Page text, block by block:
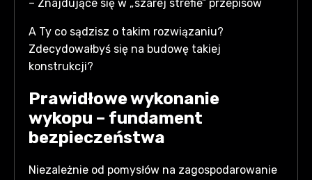
– Znajdujące się w „szarej strefie” przepisów
A Ty co sądzisz o takim rozwiązaniu?
Zdecydowałbyś się na budowę takiej
konstrukcji?
Prawidłowe wykonanie
wykopu – fundament
bezpieczeństwa
Niezależnie od pomysłów na zagospodarowanie